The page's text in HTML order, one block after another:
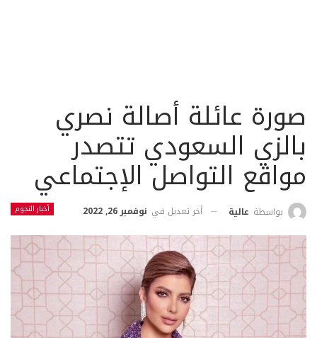
صورة عائلة أصالة نصري
بالزي السعودي تتصدر
مواقع التواصل الإجتماعي
أخبار النجوم بواسطة عالية أخر تعديل في نوفمبر 26, 2022